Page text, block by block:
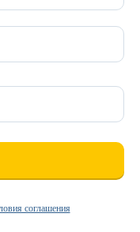
соглашения